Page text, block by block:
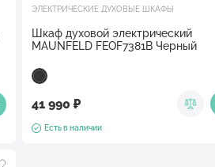
ЭЛЕКТРИЧЕСКИЕ ДУХОВЫЕ ШКАФЫ
Шкаф духовой электрический
MAUNFELD FEOF7381B Черный
41 990 ₽
Есть в наличии